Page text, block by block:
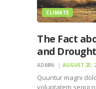
CLIMATE
The Fact
and Drought
ADMIN AUGUST 23,
Quuntur magni
voluptatem sequi